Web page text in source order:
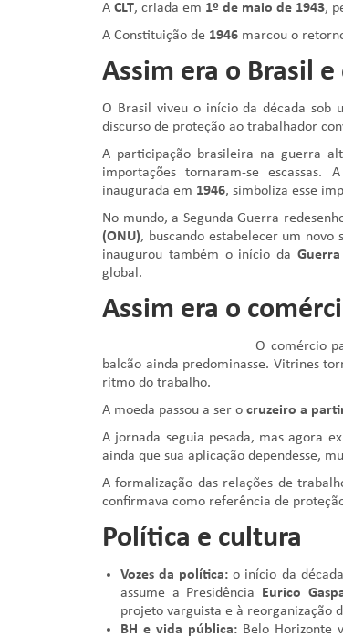
A CLT, criada em 1º de maio de 1943,
A Constituição de 1946 marcou o
Assim era o Brasil
O Brasil viveu o início da década sob
discurso de proteção ao trabalhador
A participação brasileira na guerra
importações tornaram-se escassas.
inaugurada em 1946, simboliza esse
No mundo, a Segunda Guerra
(ONU), buscando estabelecer um novo
inaugurou também o início da
global.
Assim era o
O comércio
balcão ainda predominasse. Vitrines
ritmo do trabalho.
A moeda passou a ser o cruzeiro a
A jornada seguia pesada, mas agora
ainda que sua aplicação dependesse,
A formalização das relações de
confirmava como referência de
Política e cultura
Vozes da política: o início da
assume a Presidência
Eurico
projeto varguista e à reorganização
BH e vida pública:Belo Horizonte